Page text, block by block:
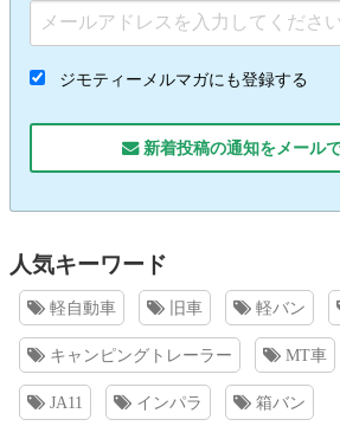
ジモティーメルマガにも登録する
新着投稿の通知をメール
人気キーワード
軽自動車 旧車 軽バン
キャンピングトレーラー MT車
JA11 インパラ 箱バン